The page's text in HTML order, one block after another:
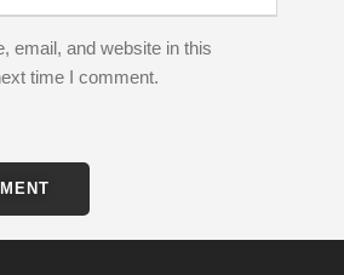
email, and website in this
time I comment.